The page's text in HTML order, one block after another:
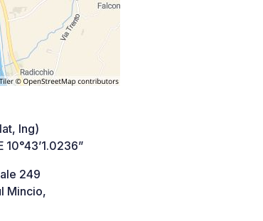
lng)
10°43’1.0236”
249
Mincio,